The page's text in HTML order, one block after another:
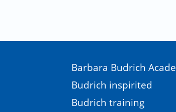
Barbara Budrich
Budrich inspirited
Budrich training